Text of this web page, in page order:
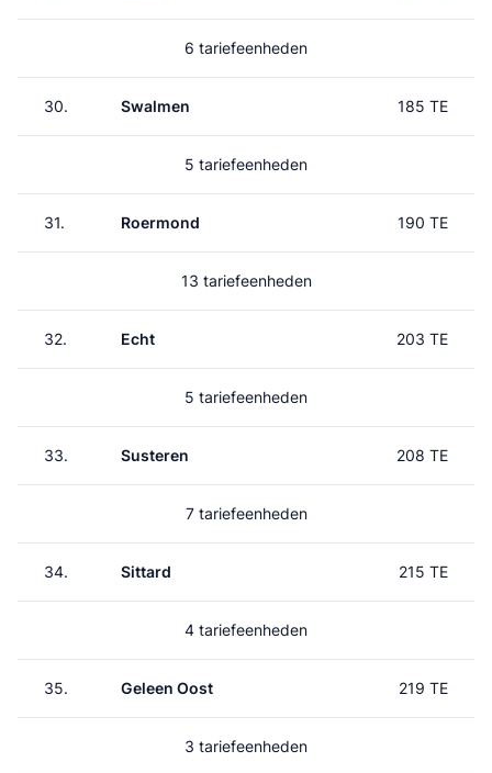
6 tariefeenheden
30. Swalmen 185 TE
5 tariefeenheden
31. Roermond 190 TE
13 tariefeenheden
32. Echt 203 TE
5 tariefeenheden
33. Susteren 208 TE
7 tariefeenheden
34. Sittard 215 TE
4 tariefeenheden
35. Geleen Oost 219 TE
3 tariefeenheden